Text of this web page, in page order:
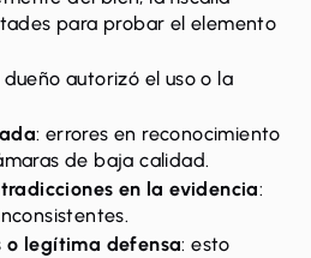
para probar el elemento
dueño autorizó el uso o la
: errores en reconocimiento
de baja calidad.
en la evidencia:
o legítima defensa: esto